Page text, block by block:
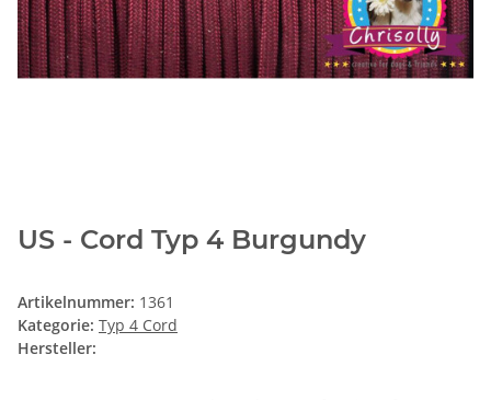
US - Cord Typ 4 Burgundy
Artikelnummer: 1361
Kategorie: Typ 4 Cord
Hersteller: